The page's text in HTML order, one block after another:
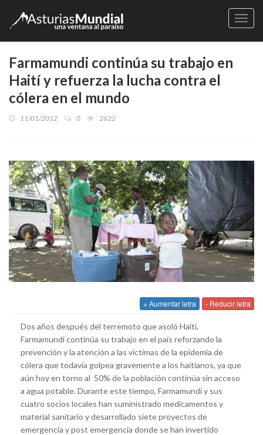
Farmamundi continúa su trabajo en
Haití y refuerza la lucha contra el
cólera en el mundo
11/01/2012 0 2622
+ Aumentar letra - Reducir letra
Dos años después del terremoto que asoló Haití,
Farmamundi continúa su trabajo en el país reforzando la
prevención y la atención a las víctimas de la epidemia de
cólera que todavía golpea gravemente a los haitianos, ya que
aún hoy en torno al 50% de la población continúa sin acceso
a agua potable. Durante este tiempo, Farmamundi y sus
cuatro socios locales han suministrado medicamentos y
material sanitario y desarrollado siete proyectos de
emergencia y post emergencia donde se han invertido